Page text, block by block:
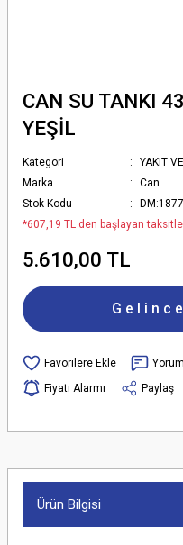
CAN SU TANKI
YEŞİL
Kategori
YAKIT
Marka
Can
Stok Kodu
*607,19 TL den başlayan
5.610,00 TL
Fiyatı Alarmı
Paylaş
Ürün Bilgisi